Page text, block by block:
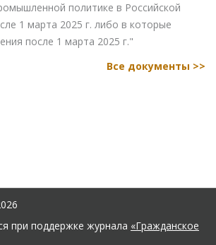
политике в Российской
1 марта 2025 г. либо в которые
после 1 марта 2025 г."
Все документы >>
при поддержке журнала «Гражданское